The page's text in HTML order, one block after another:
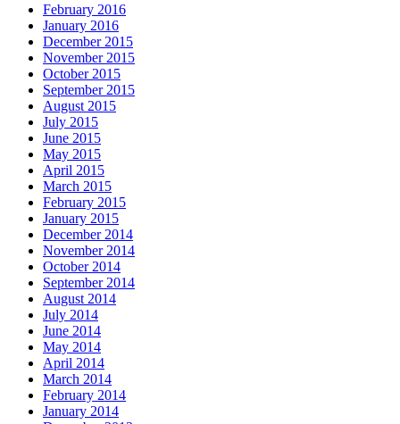
February 2016
January 2016
December 2015
November 2015
October 2015
September 2015
August 2015
July 2015
June 2015
May 2015
April 2015
March 2015
February 2015
January 2015
December 2014
November 2014
October 2014
September 2014
August 2014
July 2014
June 2014
May 2014
April 2014
March 2014
February 2014
January 2014